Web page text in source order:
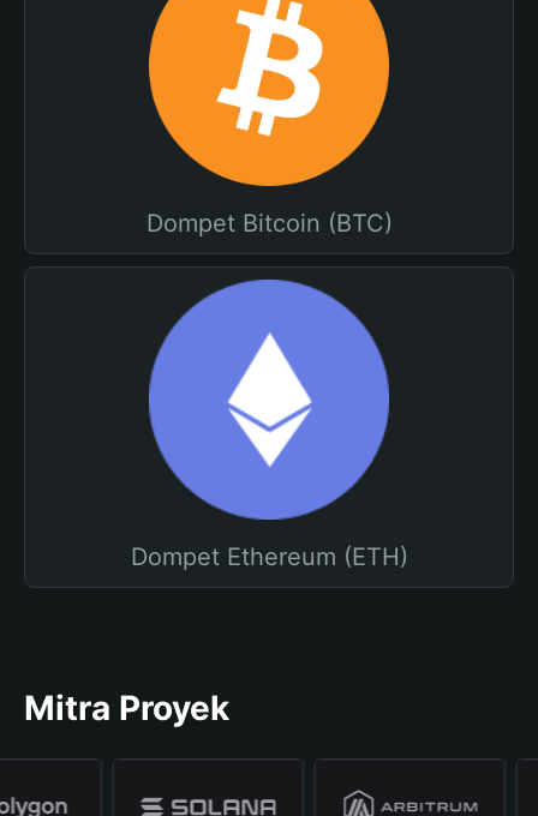
Dompet Bitcoin (BTC)
Dompet Ethereum (ETH)
Mitra Proyek